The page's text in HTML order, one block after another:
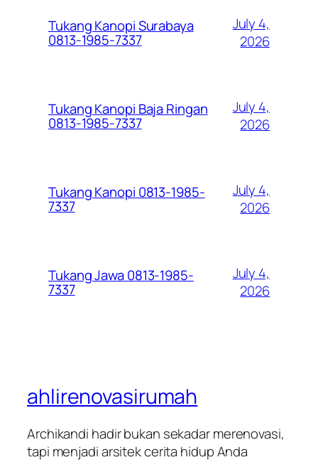
Tukang Kanopi Surabaya
0813-1985-7337
July 4,
2026
Tukang Kanopi Baja Ringan
0813-1985-7337
July 4,
2026
Tukang Kanopi 0813-1985-
7337
July 4,
2026
Tukang Jawa 0813-1985-
7337
July 4,
2026
ahlirenovasirumah
Archikandi hadir bukan sekadar merenovasi,
tapi menjadi arsitek cerita hidup Anda